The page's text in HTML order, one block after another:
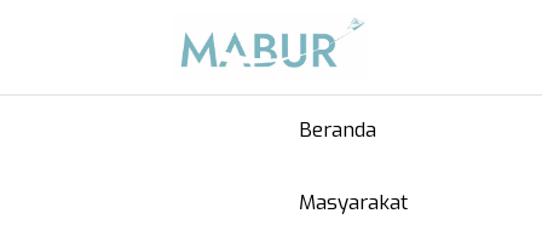
Beranda
Masyarakat